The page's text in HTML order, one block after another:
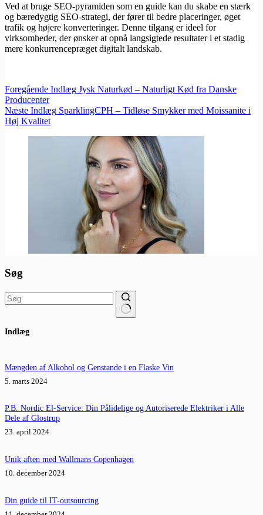
Ved at bruge SEO-pyramiden som en guide kan du skabe en stærk
og bæredygtig SEO-strategi, der fører til bedre placeringer, øget
trafik og højere konverteringer. Denne tilgang er ideel for
virksomheder, der ønsker at opnå langsigtede resultater i et stadig
mere konkurrencepræget digitalt landskab.
Foregående Indlæg Jysk Naturkød – Naturligt Kød fra Danske
Producenter
Næste Indlæg SparklingCPH – Tidløse Smykker med Moissanite i
Høj Kvalitet
Søg
resultater
Indlæg
Mængden af Alkohol og Genstande i en Flaske Vin
5. marts 2024
P.B. Nordic El-Service: Din Pålidelige og Autoriserede Elektriker i Alle
Dele af Glostrup
23. april 2024
Unik aften med Wallmans Copenhagen
10. december 2024
Din guide til IT-outsourcing